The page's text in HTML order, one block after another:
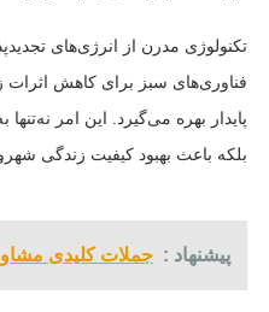
تکنولوژی مدرن از انرژی‌های
فناوری‌های سبز برای کاهش
پایدار بهره می‌گیرد. این امر
بلکه باعث بهبود کیفیت زندگی
پیشنهاد : جملات کلیدی